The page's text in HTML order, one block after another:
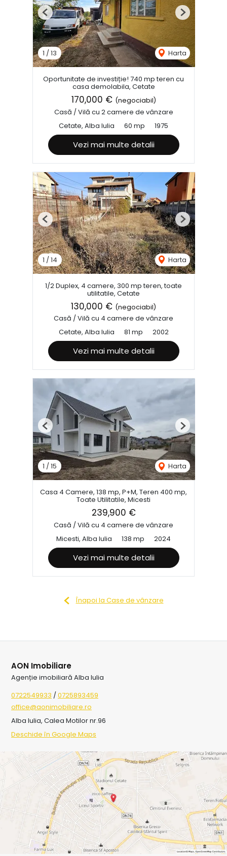
1 /13 Harta
Previous Next
Oportunitate de investiție! 740 mp teren cu
casa demolabila, Cetate
170,000 € (negociabil)
Casă / Vilă cu 2 camere de vânzare
Cetate, Alba Iulia
60 mp 1975
Vezi mai multe detalii
1 /14 Harta
Previous Next
1/2 Duplex, 4 camere, 300 mp teren, toate
utilitatile, Cetate
130,000 € (negociabil)
Casă / Vilă cu 4 camere de vânzare
Cetate, Alba Iulia
81 mp 2002
Vezi mai multe detalii
1 / 15 Harta
Previous Next
Casa 4 Camere, 138 mp, P+M, Teren 400 mp,
Toate Utilitatile, Micesti
239,900 €
Casă / Vilă cu 4 camere de vânzare
Micesti, Alba Iulia
138 mp 2024
Vezi mai multe detalii
Înapoi la Case de vânzare
AON Imobiliare
Agenție imobiliară Alba Iulia
0722549933 /0725893459
office@aonimobiliare.ro
Alba Iulia, Calea Motilor nr.96
Deschide în Google Maps